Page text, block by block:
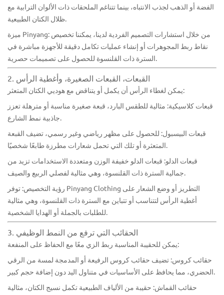
الفضة أو الذهب لجذب الانتباه، بينما تتناغم الملحقات ذات الألوان الترابية مع
ظلال الكتان الطبيعية.
ميزة Pinyang: من خلال استشارات التصميم الفردية لدينا، يمكننا تخصيص
نقاط ربط المجوهرات أو إنشاء عمليات تكامل دقيقة للأجهزة مباشرة في
السترة ذات القلنسوة للحصول على تصميمات حصرية.
2. القبعات، القبعات الصغيرة، وأغطية الرأس
يمكن لغطاء الرأس أن يكمل أو يتناقض مع هوديي الكتان المتعثر:
قبعات كلاسيكية: مثالية للطقس البارد، قبعة صغيرة مناسبة أو مترهلة تعزز
جاذبية نمط الشارع.
قبعات البيسبول: للحصول على مظهر رياضي وغير رسمي، تضيف القبعة
المتعثرة أو تلك التي تحمل شعارات مطرزة طابعًا شخصيًا.
قبعات الدلو: قبعات الدلو خفيفة الوزن ومتعددة الاستخدامات تزيد من
جمالية السترة ذات القلنسوة، وهي مثالية لفصلي الربيع والصيف.
رؤية التخصيص: توفر Pinyang Clothing التطريز أو وضع الشعار على
أغطية الرأس لتتناسب أو تتباين مع السترة ذات القلنسوة، وهي مثالية
للطلبات بالجملة أو الهدايا الشخصية.
3. الحقائب التي ترفع من النمط الوظيفي
يمكن للحقيبة المناسبة ربط الزي معًا مع الحفاظ على المنفعة:
حقائب كروس: تضيف حقائب كروس الرفيعة أو المدمجة لمسة من الرقي
الحضري، مما يحافظ على الأساسيات في متناول اليد دون إضافة حجم كبير.
حقائب القماش: حقيبة من الألياف الطبيعية تكمل نسيج الكتان، مثالية